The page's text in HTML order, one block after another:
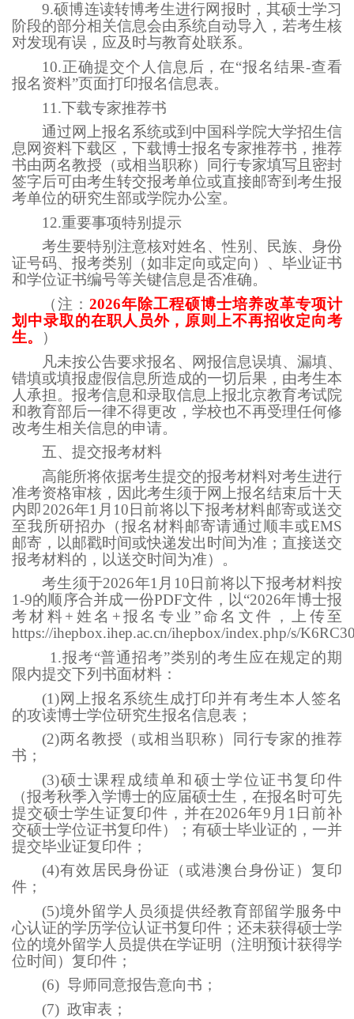
9.硕博连读转博考生进行网报时，其硕士学习
阶段的部分相关信息会由系统自动导入，若考生核
对发现有误，应及时与教育处联系。
10.正确提交个人信息后，在“报名结果-查看
报名资料”页面打印报名信息表。
11.下载专家推荐书
通过网上报名系统或到中国科学院大学招生信
息网资料下载区，下载博士报名专家推荐书，推荐
书由两名教授（或相当职称）同行专家填写且密封
签字后可由考生转交报考单位或直接邮寄到考生报
考单位的研究生部或学院办公室。
12.重要事项特别提示
考生要特别注意核对姓名、性别、民族、身份
证号码、报考类别（如非定向或定向）、毕业证书
和学位证书编号等关键信息是否准确。
（注： 2026年除工程硕博士培养改革专项计
划中录取的在职人员外，原则上不再招收定向考
生。
）
凡未按公告要求报名、网报信息误填、漏填、
错填或填报虚假信息所造成的一切后果，由考生本
人承担。报考信息和录取信息上报北京教育考试院
和教育部后一律不得更改，学校也不再受理任何修
改考生相关信息的申请。
五、提交报考材料
高能所将依据考生提交的报考材料对考生进行
准考资格审核，因此考生须于网上报名结束后十天
内即2026年1月10日前将以下报考材料邮寄或送交
至我所研招办（报名材料邮寄请通过顺丰或EMS
邮寄，以邮戳时间或快递发出时间为准；直接送交
报考材料的，以送交时间为准）。
考生须于2026年1月10日前将以下报考材料按
1-9的顺序合并成一份PDF文件，以“2026年博士报
考材料+姓名+报名专业”命名文件，上传至
https://ihepbox.ihep.ac.cn/ihepbox/index.php/s/
1.报考“普通招考”类别的考生应在规定的期
限内提交下列书面材料：
(1)网上报名系统生成打印并有考生本人签名
的攻读博士学位研究生报名信息表；
(2)两名教授（或相当职称）同行专家的推荐
书；
(3)硕士课程成绩单和硕士学位证书复印件
（报考秋季入学博士的应届硕士生，在报名时可先
提交硕士学生证复印件，并在2026年9月1日前补
交硕士学位证书复印件）；有硕士毕业证的，一并
提交毕业证复印件；
(4)有效居民身份证（或港澳台身份证）复印
件；
(5)境外留学人员须提供经教育部留学服务中
心认证的学历学位认证书复印件；还未获得硕士学
位的境外留学人员提供在学证明（注明预计获得学
位时间）复印件；
(6) 导师同意报告意向书；
(7) 政审表；